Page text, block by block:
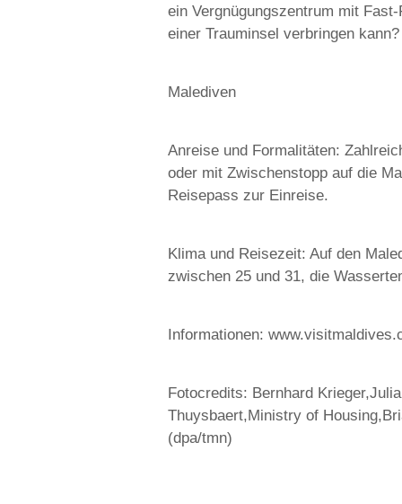
ein Vergnügungszentrum mit
einer Trauminsel verbringen kann?
Malediven
Anreise und Formalitäten:
oder mit Zwischenstopp auf die
Reisepass zur Einreise.
Klima und Reisezeit: Auf den
zwischen 25 und 31, die
Informationen:
Fotocredits: Bernhard
Thuysbaert,Ministry of
(dpa/tmn)